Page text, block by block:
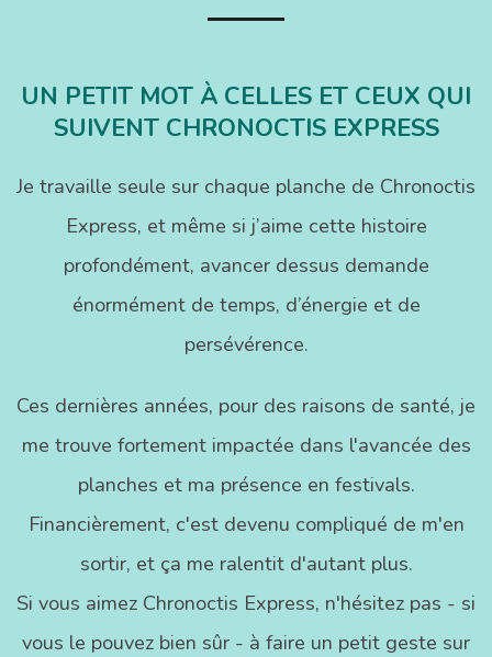
UN PETIT MOT À CELLES ET CEUX QUI
SUIVENT CHRONOCTIS EXPRESS
Je travaille seule sur chaque planche de Chronoctis
Express, et même si j’aime cette histoire
profondément, avancer dessus demande
énormément de temps, d’énergie et de
persévérence.
Ces dernières années, pour des raisons de santé, je
me trouve fortement impactée dans l'avancée des
planches et ma présence en festivals.
Financièrement, c'est devenu compliqué de m'en
sortir, et ça me ralentit d'autant plus.
Si vous aimez Chronoctis Express, n'hésitez pas - si
vous le pouvez bien sûr - à faire un petit geste sur